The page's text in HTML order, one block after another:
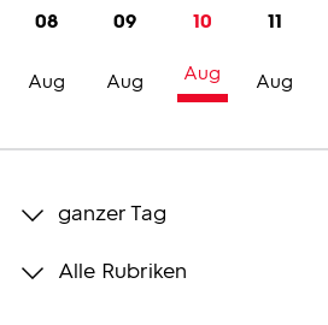
Trailer
Bilder
08
Aug
09
Aug
10
Aug
11
Aug
ganzer Tag
Alle Rubriken